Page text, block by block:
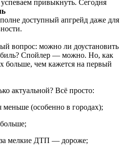
привыкнуть. Сегодня
доступный апгрейд даже для
вопрос: можно ли доустановить
Спойлер — можно. Но, как
больше, чем кажется на первый
актуальной? Всё просто:
меньше (особенно в городах);
мелкие ДТП — дороже;